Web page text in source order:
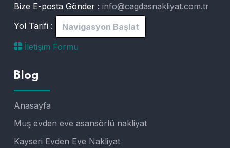
Bize E-posta Gönder : info@cagdasnakliyat.com.tr
Yol Tarifi :
Navigasyon Başlat
İletişim Formu
Blog
Anasayfa
Muş evden eve asansörlü nakliyat
Kayseri Evden Eve Nakliyat